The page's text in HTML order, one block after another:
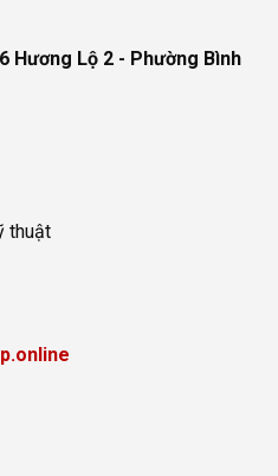
Hương Lộ 2 - Phường Bình
thuật